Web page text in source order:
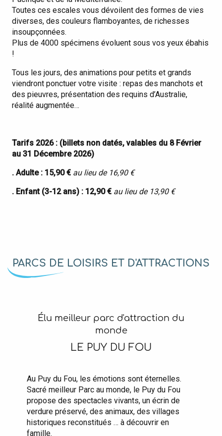
Toutes ces escales vous dévoilent des formes de vies
diverses, des couleurs flamboyantes, de richesses
insoupçonnées.
Plus de 4000 spécimens évoluent sous vos yeux ébahis
!
Tous les jours, des animations pour petits et grands
viendront ponctuer votre visite : repas des manchots et
des pieuvres, présentation des requins d’Australie,
réalité augmentée…
Tarifs 2026 : (billets non datés, valables du 8 Février
au 31 Décembre 2026)
. Adulte : 15,90 € au lieu de 16,90 €
. Enfant (3-12 ans) : 12,90 € au lieu de 13,90 €
PARCS DE LOISIRS ET D'ATTRACTIONS
Élu meilleur parc d'attraction du
monde
LE PUY DU FOU
Au Puy du Fou, les émotions sont éternelles.
Sacré meilleur Parc au monde, le Puy du Fou
propose des spectacles vivants, un écrin de
verdure préservé, des animaux, des villages
historiques reconstitués … à découvrir en
famille.